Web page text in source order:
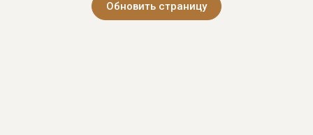
Обновить страницу